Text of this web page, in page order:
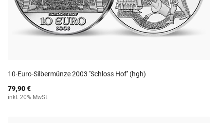
10-Euro-Silbermünze 2003 ''Schloss Hof'' (hgh)
79,90 €
inkl. 20% MwSt.